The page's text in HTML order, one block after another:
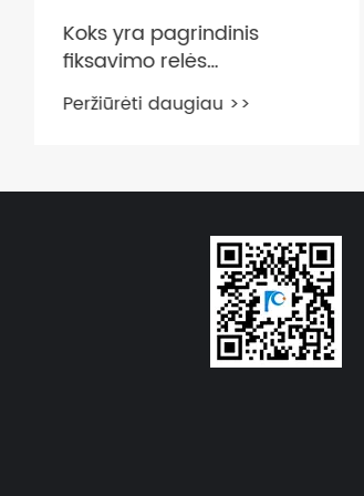
Koks yra pagrindinis
fiksavimo relės
pranašumas?
Peržiūrėti daugiau >>